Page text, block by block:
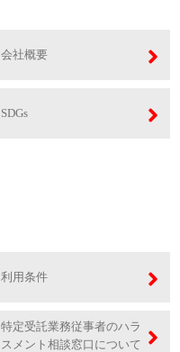
会社概要
SDGs
利用条件
特定受託業務従事者のハラ
スメント相談窓口について